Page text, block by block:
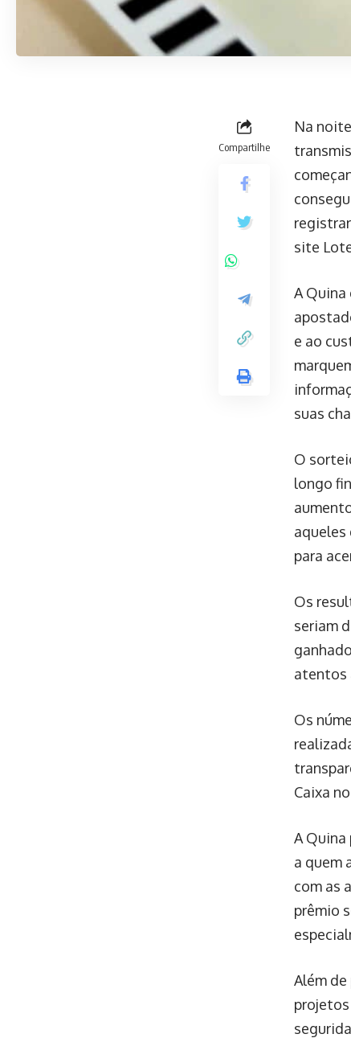
Compartilhe
Na
site
A
e ao
suas
O
longo
aqueles
para
Os
seriam
atentos
Os
Caixa
A Quina
a quem
com as
prêmio
Além